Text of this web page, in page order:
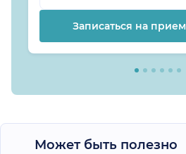
Записаться на прием
Может быть полезно